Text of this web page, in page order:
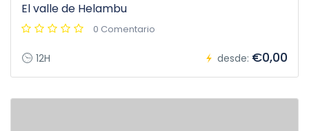
El valle de Helambu
0 Comentario
12H desde: €0,00